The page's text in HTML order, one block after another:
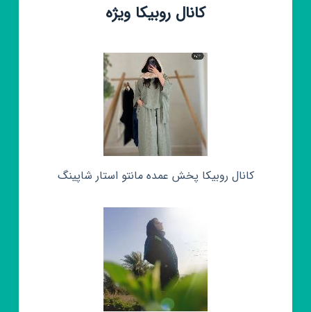
کانال روبیکا ویژه
کانال روبیکا پخش عمده مانتو استار شاپینگ